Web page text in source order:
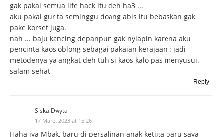
gak pakai semua life hack itu deh ha3 ...
aku pakai gurita seminggu doang abis itu bebaskan gak
pake korset juga.
nah ... baju kancing depanpun gak nyiapin karena aku
pencinta kaos oblong sebagai pakaian kerajaan : jadi
metodenya ya angkat deh tuh si kaos kalo pas menyusui.
salam sehat
Reply
Siska Dwyta
17 Maret 2023 at 15:26
Haha iya Mbak, baru di persalinan anak ketiga baru saya